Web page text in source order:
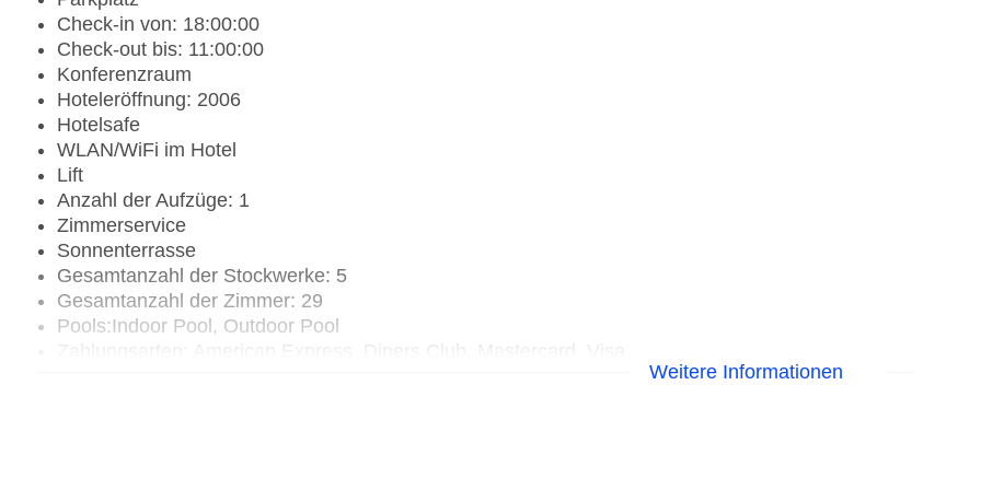
Check-in von: 18:00:00
Check-out bis: 11:00:00
Konferenzraum
Hoteleröffnung: 2006
Hotelsafe
WLAN/WiFi im Hotel
Lift
Anzahl der Aufzüge: 1
Zimmerservice
Sonnenterrasse
Gesamtanzahl der Stockwerke: 5
Gesamtanzahl der Zimmer: 29
Pools:Indoor Pool, Outdoor Pool
Weitere Informationen